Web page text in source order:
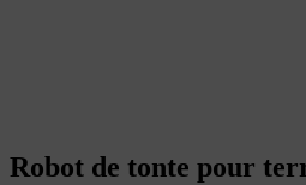
Robot de tonte pour